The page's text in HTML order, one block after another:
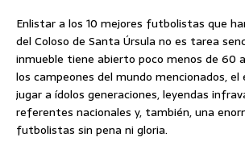
Enlistar a los 10 mejores futbolistas que
del Coloso de Santa Úrsula no es tarea
inmueble tiene abierto poco menos de 60
los campeones del mundo mencionados,
jugar a ídolos generaciones, leyendas
referentes nacionales y, también, una
futbolistas sin pena ni gloria.